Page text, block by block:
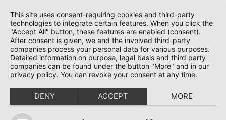
This site uses consent-requiring cookies and third-party
technologies to integrate certain features. When you click the
"Accept All" button, these features are enabled (consent).
After consent is given, we and the involved third-party
companies process your personal data for various purposes.
Detailed information on purpose, legal basis and third party
companies can be found under the button "More" and in our
privacy policy. You can revoke your consent at any time.
DENY ACCEPT MORE